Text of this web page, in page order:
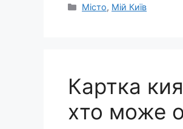
Категорії
Місто, Мій Київ
Картка
хто може